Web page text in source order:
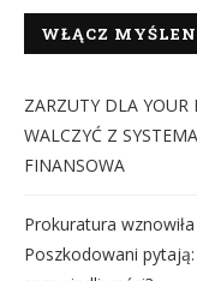
WŁĄCZ
ZARZUTY DLA YOUR
WALCZYĆ Z
FINANSOWA
Prokuratura
Poszkodowani